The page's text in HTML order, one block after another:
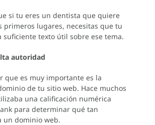
si tu eres un dentista que quiere
primeros lugares, necesitas que tu
suficiente texto útil sobre ese tema.
autoridad
que es muy importante es la
de tu sitio web. Hace muchos
una calificación numérica
para determinar qué tan
un dominio web.